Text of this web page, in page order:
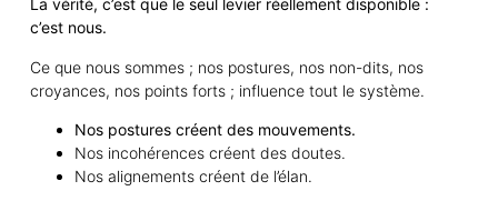
La vérité, c’est que le seul levier réellement disponible :
c’est nous.
Ce que nous sommes ; nos postures, nos non-dits, nos
croyances, nos points forts ; influence tout le système.
Nos postures créent des mouvements.
Nos incohérences créent des doutes.
Nos alignements créent de l’élan.